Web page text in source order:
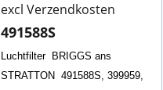
excl Verzendkosten
491588S
Luchtfilter BRIGGS ans
STRATTON 491588S, 399959,